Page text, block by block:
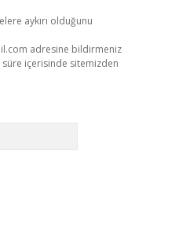
aykırı olduğunu
adresine bildirmeniz
içerisinde sitemizden